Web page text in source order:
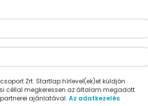
Zrt. Startlap hírlevel(ek)et küldjön
céllal megkeressen az általam megadott
ajánlatával. Az adatkezelés